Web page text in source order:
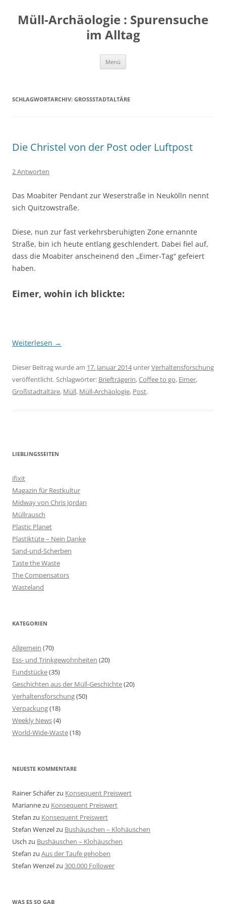
springen
Müll-Archäologie : Spurensuche
im Alltag
Menü
SCHLAGWORTARCHIV: GROSSSTADTALTÄRE
Die Christel von der Post oder Luftpost
2 Antworten
Das Moabiter Pendant zur Weserstraße in Neukölln nennt
sich Quitzowstraße.
Diese, nun zur fast verkehrsberuhigten Zone ernannte
Straße, bin ich heute entlang geschlendert. Dabei fiel auf,
dass die Moabiter anscheinend den „Eimer-Tag“ gefeiert
haben.
Eimer, wohin ich blickte:
Weiterlesen →
Dieser Beitrag wurde am 17. Januar 2014unterVerhaltensforschung
veröffentlicht. Schlagwörter: Briefträgerin,Coffee to go, Eimer,
Großstadtaltäre, Müll, Müll-Archäologie, Post.
LIEBLINGSSEITEN
ifixit
Magazin für Restkultur
Midway von Chris Jordan
Müllrausch
Plastic Planet
Plastiktüte – Nein Danke
Sand-und-Scherben
Taste the Waste
The Compensators
Wasteland
KATEGORIEN
Allgemein (70)
Ess- und Trinkgewohnheiten (20)
Fundstücke(35)
Geschichten aus der Müll-Geschichte(20)
Verhaltensforschung(50)
Verpackung(18)
Weekly News(4)
World-Wide-Waste(18)
NEUESTE KOMMENTARE
Rainer Schäferzu Konsequent Preiswert
Mariannezu Konsequent Preiswert
Stefan zu Konsequent Preiswert
Stefan Wenzelzu Bushäuschen – Klohäuschen
Usch zu Bushäuschen – Klohäuschen
Stefan zu Aus der Taufe gehoben
Stefan Wenzelzu 300.000 Follower
WAS ES SO GAB